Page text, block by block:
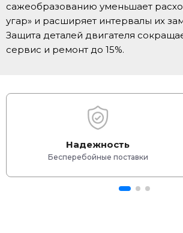
сажеобразованию уменьшает
угар» и расширяет интервалы их
Защита деталей двигателя
сервис и ремонт до 15%.
Надежность
Бесперебойные поставки